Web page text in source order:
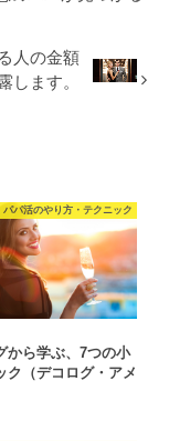
人の金額
します。
パパ活のやり方・テクニック
から学ぶ、7つの小
ク（デコログ・アメ